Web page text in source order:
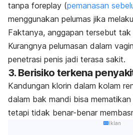
tanpa foreplay (pemanasan
menggunakan pelumas jika
Faktanya, anggapan tersebut tak
Kurangnya pelumasan dalam
penetrasi penis jadi terasa sakit.
3. Berisiko terkena
Kandungan klorin dalam kolam
dalam bak mandi bisa mematikan
tetapi tidak benar-benar
Iklan